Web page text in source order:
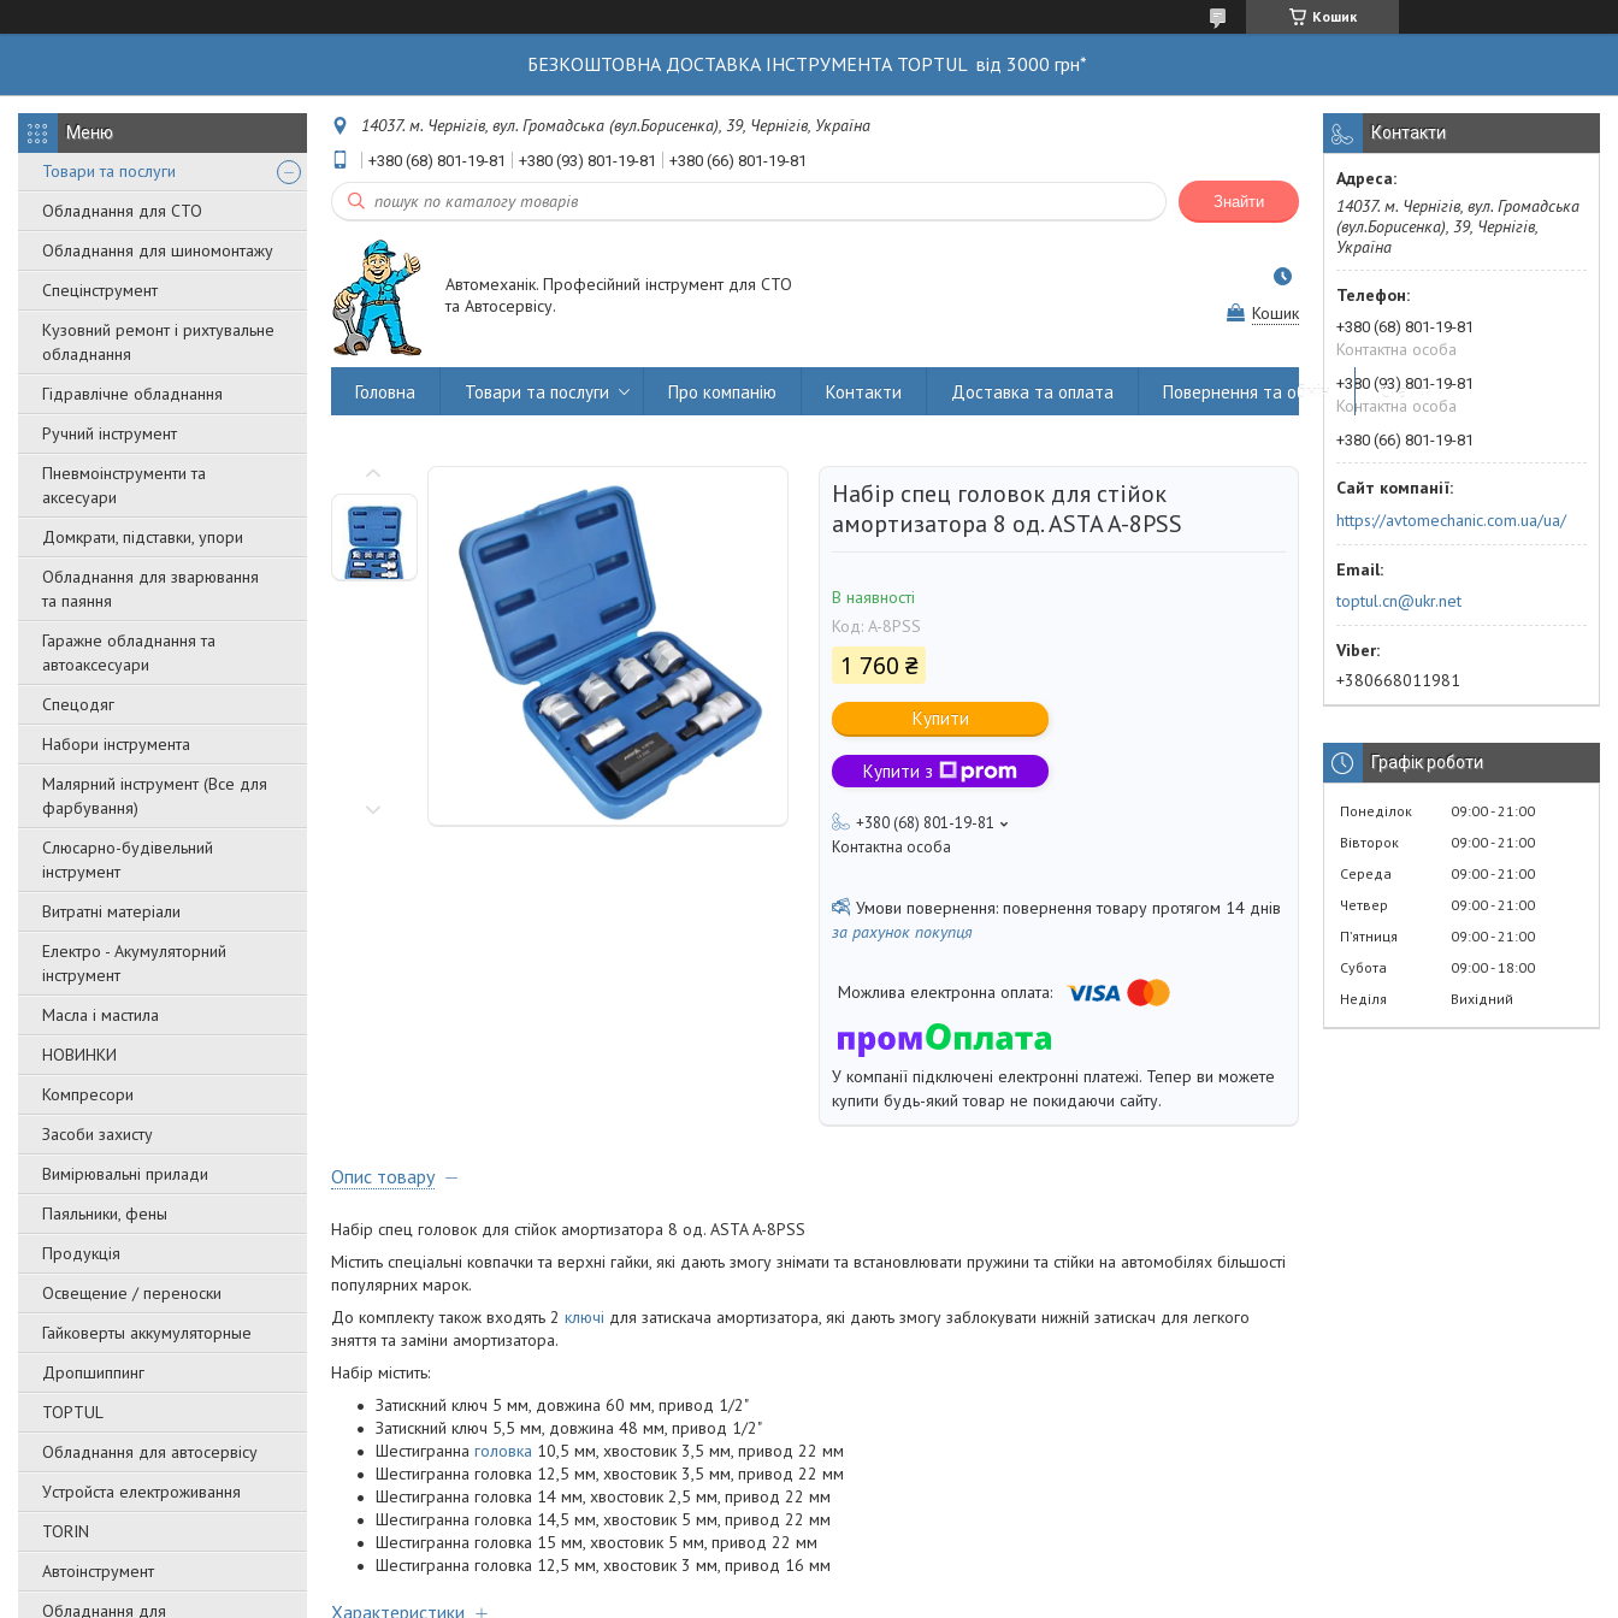
Кошик
БЕЗКОШТОВНА ДОСТАВКА ІНСТРУМЕНТА TOPTUL від 3000 грн*
Товари та послуги
Обладнання для СТО
Обладнання для шиномонтажу
Спецінструмент
Кузовний ремонт і рихтувальне
обладнання
Гідравлічне обладнання
Ручний інструмент
Пневмоінструменти та
аксесуари
Домкрати, підставки, упори
Обладнання для зварювання
та паяння
Гаражне обладнання та
автоаксесуари
Спецодяг
Набори інструмента
Малярний інструмент (Все для
фарбування)
Слюсарно-будівельний
інструмент
Витратні матеріали
Електро - Акумуляторний
інструмент
Масла і мастила
НОВИНКИ
Компресори
Засоби захисту
Вимірювальні прилади
Паяльники, фены
Продукція
Освещение / переноски
Гайковерты аккумуляторные
Дропшиппинг
TOPTUL
Обладнання для автосервісу
Уcтpoйстa елeктpoживання
TORIN
Автоінструмент
Обладнання для
14037. м. Чернігів, вул. Громадська (вул.Борисенка), 39, Чернігів, Україна
+380 (68) 801-19-81 +380 (93) 801-19-81 +380 (66) 801-19-81
Знайти
Автомеханік. Професійний інструмент для СТО
та Автосервісу.
Кошик
Головна Товари та послуги Про компанію Контакти Доставка та оплата Повернення та обмін Статті
Набір спец головок для стійок
амортизатора 8 од. ASTA A-8PSS
В наявності
Код: A-8PSS
1 760 ₴
Купити
Купити з
+380 (68) 801-19-81
Контактна особа
повернення товару протягом 14 днів
за рахунок покупця
У компанії підключені електронні платежі. Тепер ви можете
купити будь-який товар не покидаючи сайту.
Опис товару
Набір спец головок для стійок амортизатора 8 од. ASTA A-8PSS
Містить спеціальні ковпачки та верхні гайки, які дають змогу знімати та встановлювати пружини та стійки на автомобілях більшості
популярних марок.
До комплекту також входять 2 ключі для затискача амортизатора, які дають змогу заблокувати нижній затискач для легкого
зняття та заміни амортизатора.
Набір містить:
Затискний ключ 5 мм, довжина 60 мм, привод 1/2"
Затискний ключ 5,5 мм, довжина 48 мм, привод 1/2"
Шестигранна головка 10,5 мм, хвостовик 3,5 мм, привод 22 мм
Шестигранна головка 12,5 мм, хвостовик 3,5 мм, привод 22 мм
Шестигранна головка 14 мм, хвостовик 2,5 мм, привод 22 мм
Шестигранна головка 14,5 мм, хвостовик 5 мм, привод 22 мм
Шестигранна головка 15 мм, хвостовик 5 мм, привод 22 мм
Шестигранна головка 12,5 мм, хвостовик 3 мм, привод 16 мм
Характеристики
Контакти
14037. м. Чернігів, вул. Громадська
(вул.Борисенка), 39, Чернігів,
Україна
+380 (68) 801-19-81
Контактна особа
+380 (93) 801-19-81
Контактна особа
+380 (66) 801-19-81
https://avtomechanic.com.ua/ua/
toptul.cn@ukr.net
+380668011981
Графік роботи
Понеділок 09:00 21:00
Вівторок
09:00 21:00
Середа
09:00 21:00
Четвер
09:00 21:00
Пʼятниця
09:00 21:00
Субота
09:00 18:00
Неділя
Вихідний